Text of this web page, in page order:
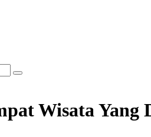
Wisata Yang